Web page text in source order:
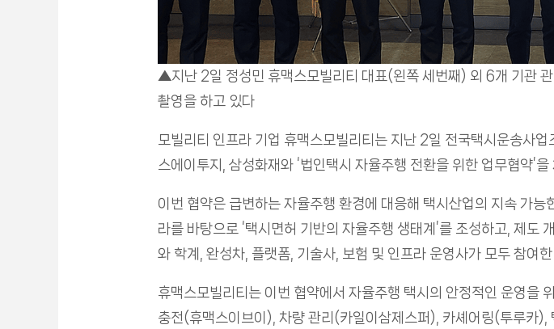
▲지난 2일 정성민 휴맥스모빌리티 대표(왼쪽 세번째) 외 6개 기관
촬영을 하고 있다
모빌리티 인프라 기업 휴맥스모빌리티는 지난 2일 전국택시운송사
스에이투지, 삼성화재와 ‘법인택시 자율주행 전환을 위한 업무협약’을
이번 협약은 급변하는 자율주행 환경에 대응해 택시산업의 지속 가
라를 바탕으로 ‘택시면허 기반의 자율주행 생태계’를 조성하고, 제도
와 학계, 완성차, 플랫폼, 기술사, 보험 및 인프라 운영사가 모두 참여
휴맥스모빌리티는 이번 협약에서 자율주행 택시의 안정적인 운영을
충전(휴맥스이브이), 차량 관리(카일이삼제스퍼), 카셰어링(투루카